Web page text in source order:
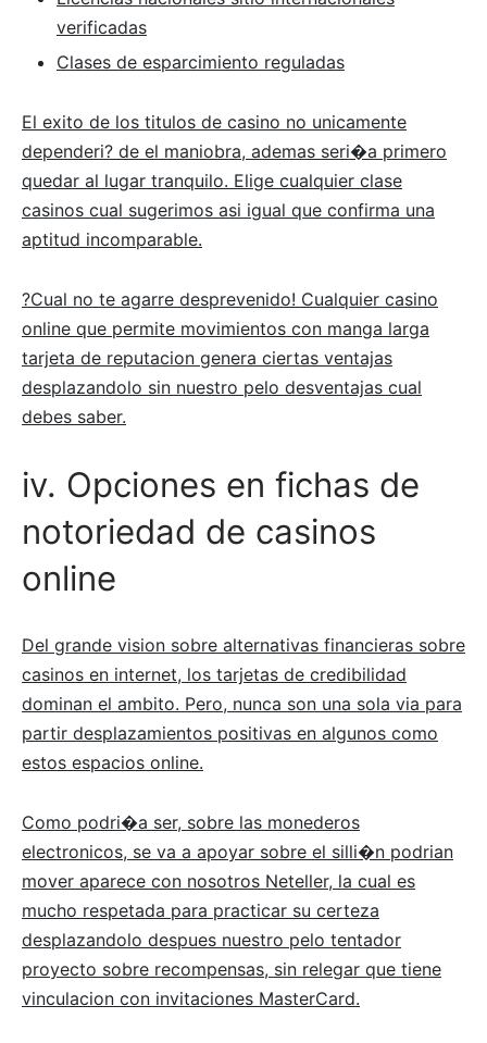
verificadas
Clases de esparcimiento reguladas
El exito de los titulos de casino no unicamente
dependeri? de el maniobra, ademas seri�a primero
quedar al lugar tranquilo. Elige cualquier clase
casinos cual sugerimos asi igual que confirma una
aptitud incomparable.
?Cual no te agarre desprevenido! Cualquier casino
online que permite movimientos con manga larga
tarjeta de reputacion genera ciertas ventajas
desplazandolo sin nuestro pelo desventajas cual
debes saber.
iv. Opciones en fichas de
notoriedad de casinos
online
Del grande vision sobre alternativas financieras sobre
casinos en internet, los tarjetas de credibilidad
dominan el ambito. Pero, nunca son una sola via para
partir desplazamientos positivas en algunos como
estos espacios online.
Como podri�a ser, sobre las monederos
electronicos, se va a apoyar sobre el silli�n podrian
mover aparece con nosotros Neteller, la cual es
mucho respetada para practicar su certeza
desplazandolo despues nuestro pelo tentador
proyecto sobre recompensas, sin relegar que tiene
vinculacion con invitaciones MasterCard.